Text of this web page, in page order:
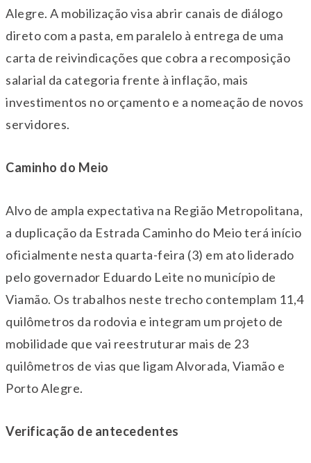
Alegre. A mobilização visa abrir canais de diálogo
direto com a pasta, em paralelo à entrega de uma
carta de reivindicações que cobra a recomposição
salarial da categoria frente à inflação, mais
investimentos no orçamento e a nomeação de novos
servidores.
Caminho do Meio
Alvo de ampla expectativa na Região Metropolitana,
a duplicação da Estrada Caminho do Meioterá início
oficialmente nesta quarta-feira (3) em ato liderado
pelo governador Eduardo Leite no município de
Viamão. Os trabalhos neste trecho contemplam 11,4
quilômetros da rodovia e integram um projeto de
mobilidade que vai reestruturar mais de 23
quilômetros de vias que ligam Alvorada, Viamão e
Porto Alegre.
Verificação de antecedentes